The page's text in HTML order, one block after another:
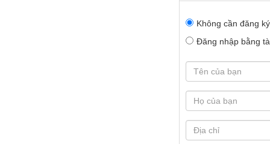
Không cần đăng ký
Đăng nhập bằng